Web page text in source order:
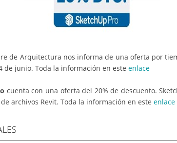
de Arquitectura nos informa de una oferta por
de junio. Toda la información en este enlace
cuenta con una oferta del 20% de descuento.
archivos Revit. Toda la información en este enlace